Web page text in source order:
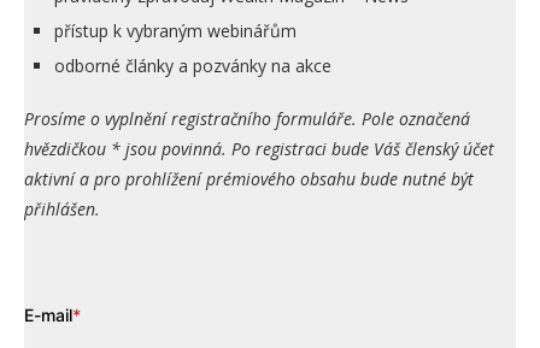
přístup k vybraným webinářům
odborné články a pozvánky na akce
Prosíme o vyplnění registračního formuláře. Pole označená
hvězdičkou * jsou povinná. Po registraci bude Váš členský účet
aktivní a pro prohlížení prémiového obsahu bude nutné být
přihlášen.
E-mail*